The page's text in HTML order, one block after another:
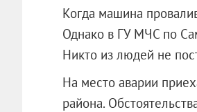
Когда машина
Однако в ГУ МЧС по
Никто из людей не
На место аварии
района.